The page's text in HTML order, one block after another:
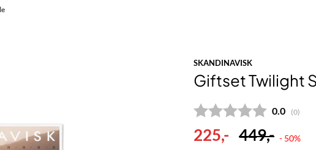
SKANDINAVISK
Giftset Twilight
0.0 (0)
225,- 449,- - 50%